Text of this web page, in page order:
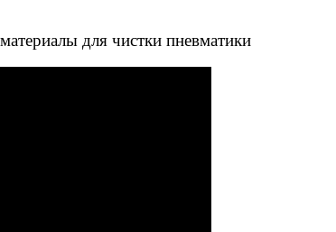
для чистки пневматики